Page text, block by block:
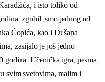
i isto toliko od
izgubili smo jednog od
Ćopića, kao i Dušana
zasijalo je još jedno –
godina. Učenička igra, pesma,
svim svetovima, malim i